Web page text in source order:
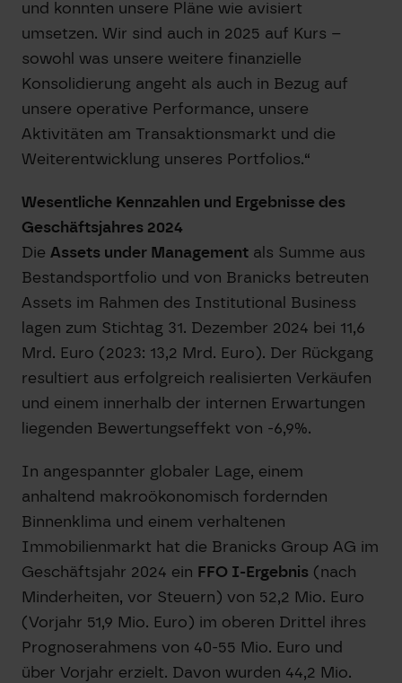
und konnten unsere Pläne wie avisiert
umsetzen. Wir sind auch in 2025 auf Kurs –
sowohl was unsere weitere finanzielle
Konsolidierung angeht als auch in Bezug auf
unsere operative Performance, unsere
Aktivitäten am Transaktionsmarkt und die
Weiterentwicklung unseres Portfolios.“
Wesentliche Kennzahlen und Ergebnisse des
Geschäftsjahres 2024
Die Assets under Management als Summe aus
Bestandsportfolio und von Branicks betreuten
Assets im Rahmen des Institutional Business
lagen zum Stichtag 31. Dezember 2024 bei 11,6
Mrd. Euro (2023: 13,2 Mrd. Euro). Der Rückgang
resultiert aus erfolgreich realisierten Verkäufen
und einem innerhalb der internen Erwartungen
liegenden Bewertungseffekt von -6,9%.
In angespannter globaler Lage, einem
anhaltend makroökonomisch fordernden
Binnenklima und einem verhaltenen
Immobilienmarkt hat die Branicks Group AG im
Geschäftsjahr 2024 ein FFO I-Ergebnis (nach
Minderheiten, vor Steuern) von 52,2 Mio. Euro
(Vorjahr 51,9 Mio. Euro) im oberen Drittel ihres
Prognoserahmens von 40-55 Mio. Euro und
über Vorjahr erzielt. Davon wurden 44,2 Mio.